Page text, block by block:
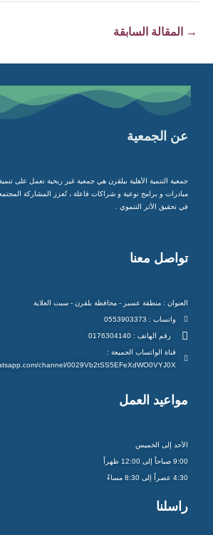
→ المقالة السابقة
عن الجمعية
جمعية التنمية الأهلية ببلقرن هي جمعية غير ربحية تعمل على
مبادرات و برامج نوعية و شراكات فاعلة ، تُعزز المشاركة
في تحقيق الأثر التنموي .
تواصل معنا
العنوان : منطقة عسير - محافظة بلقرن - سبت العلاية
واتساب : 0553903373
رقم الهاتف : 0176304140
قناة الواتساب الجميعة :
channel/0029Vb2tSS5EFeXdWO0VYJ0X
مواعيد العمل
الأحد إلى الخميس
9:00 صباحاً إلى 12:00 ظهراً
4:30 عصراً إلى 8:30 مساءً
راسلنا